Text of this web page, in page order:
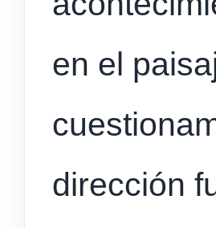
en el
dirección